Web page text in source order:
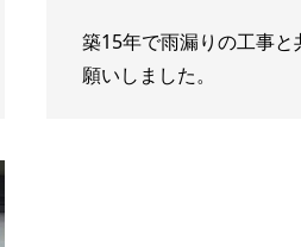
築15年で雨漏りの工事と
願いしました。